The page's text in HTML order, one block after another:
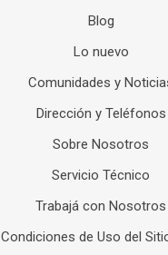
Blog
Lo nuevo
Comunidades y
Dirección y Teléfonos
Sobre Nosotros
Servicio Técnico
Trabajá con Nosotros
Condiciones de Uso del